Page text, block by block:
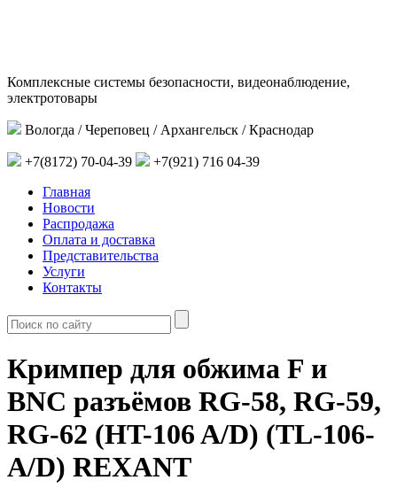
Комплексные системы безопасности, видеонаблюдение,
электротовары
Вологда / Череповец / Архангельск / Краснодар
+7(8172) 70-04-39
+7(921) 716 04-39
Главная
Новости
Распродажа
Оплата и доставка
Представительства
Услуги
Контакты
Кримпер для обжима F и
BNC разъёмов RG-58, RG-59,
RG-62 (HT-106 A/D) (TL-106-
А/D) REXANT